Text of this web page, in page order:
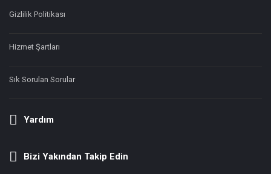
Gizlilik Politikası
Hizmet Şartları
Sık Sorulan Sorular
Yardım
Bizi Yakından Takip Edin